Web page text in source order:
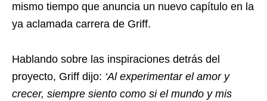
mismo tiempo que anuncia un nuevo capítulo en la
ya aclamada carrera de Griff.
Hablando sobre las inspiraciones detrás del
proyecto, Griff dijo: ‘Al experimentar el amor y
crecer, siempre siento como si el mundo y mis